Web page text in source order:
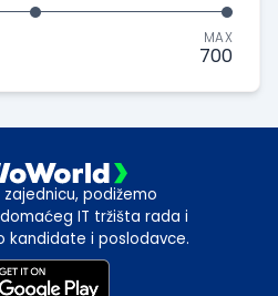
MAX
700
zajednicu, podižemo
IT tržišta rada i
kandidate i poslodavce.